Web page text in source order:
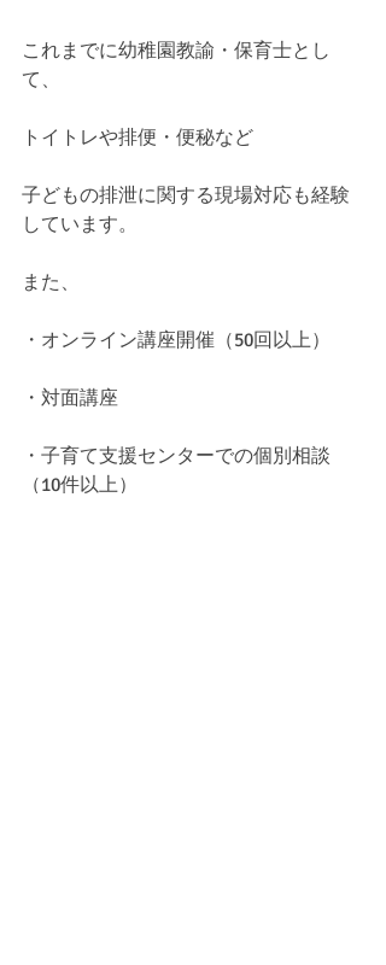
これまでに幼稚園教諭・保育士とし
て、
トイトレや排便・便秘など
子どもの排泄に関する現場対応も経験
しています。
また、
・オンライン講座開催（50回以上）
・対面講座
・子育て支援センターでの個別相談
（10件以上）